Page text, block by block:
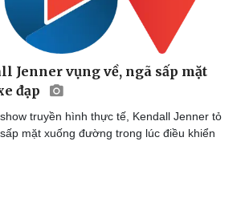
Jenner vụng về, ngã sấp mặt
đạp
truyền hình thực tế, Kendall Jenner tỏ
mặt xuống đường trong lúc điều khiển